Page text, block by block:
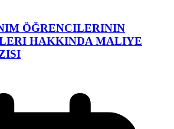
ÖĞRENCILERININ
HAKKINDA MALIYE